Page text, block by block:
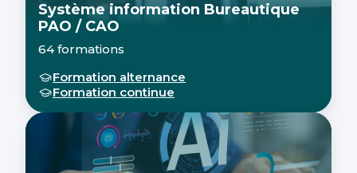
Système information Bureautique
PAO / CAO
64 formations
Formation alternance
Formation continue